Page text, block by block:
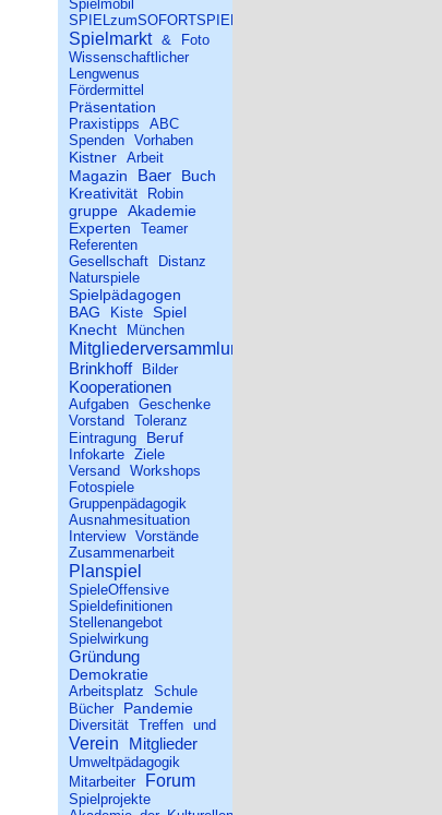
Spielmobil
SPIELzumSOFORTSPIELEN
Spielmarkt &
Foto
Wissenschaftlicher
Lengwenus
Fördermittel
Präsentation
Praxistipps
ABC
Spenden Vorhaben
Kistner Arbeit
Magazin Baer
Buch
Kreativität
Robin
gruppe Akademie
Experten
Teamer
Referenten
Gesellschaft
Distanz
Naturspiele
Spielpädagogen
BAG
Kiste Spiel
Knecht
München
Mitgliederversammlung
Brinkhoff Bilder
Kooperationen
Aufgaben Geschenke
Vorstand
Toleranz
Eintragung
Beruf
Infokarte Ziele
Versand
Workshops
Fotospiele
Gruppenpädagogik
Ausnahmesituation
Interview Vorstände
Zusammenarbeit
Planspiel
SpieleOffensive
Spieldefinitionen
Stellenangebot
Spielwirkung
Gründung
Demokratie
Arbeitsplatz
Schule
Bücher
Pandemie
Diversität Treffen und
Verein Mitglieder
Umweltpädagogik
Mitarbeiter
Forum
Spielprojekte